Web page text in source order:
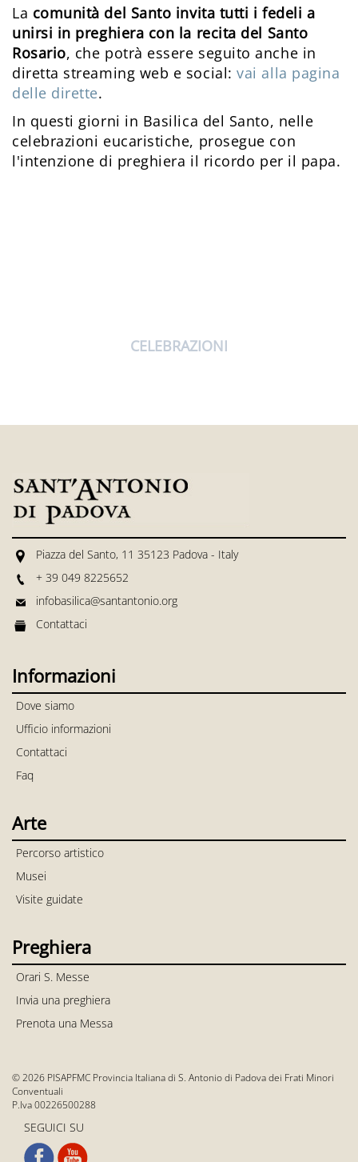
La comunità del Santo invita tutti i fedeli a
unirsi in preghiera con la recita del Santo
Rosario, che potrà essere seguito anche in
diretta streaming web e social:vai alla pagina
delle dirette.
In questi giorni in Basilica del Santo, nelle
celebrazioni eucaristiche, prosegue con
l'intenzione di preghiera il ricordo per il papa.
CELEBRAZIONI
Piazza del Santo, 11 35123 Padova - Italy
+ 39 049 8225652
infobasilica@santantonio.org
Contattaci
Informazioni
Dove siamo
Ufficio informazioni
Contattaci
Faq
Arte
Percorso artistico
Musei
Visite guidate
Preghiera
Orari S. Messe
Invia una preghiera
Prenota una Messa
© 2026 PISAPFMC Provincia Italiana di S. Antonio di Padova dei Frati Minori
Conventuali
P.Iva 00226500288
SEGUICI SU